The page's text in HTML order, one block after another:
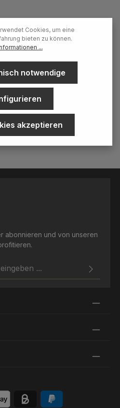
ist mit einer sorgfältig
abonnieren und von unseren
Cookies, um eine
bieten zu können.
...
notwendige
akzeptieren